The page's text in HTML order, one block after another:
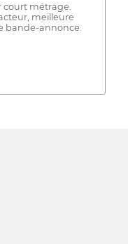
court métrage.
meilleure
bande-annonce.